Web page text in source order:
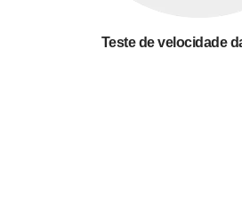
Teste de velocidade